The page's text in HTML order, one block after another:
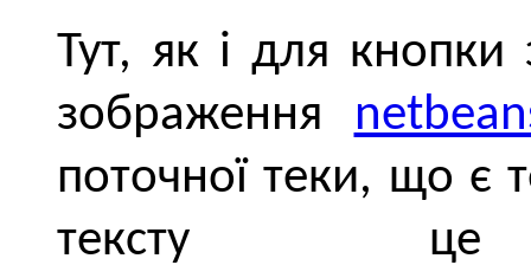
Тут, як і для
зображення
поточної теки, що є
тексту